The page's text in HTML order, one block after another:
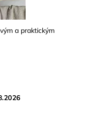
a praktickým